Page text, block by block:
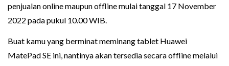
penjualan online maupun offline mulai tanggal 17 November
2022 pada pukul 10.00 WIB.
Buat kamu yang berminat meminang tablet Huawei
MatePad SE ini, nantinya akan tersedia secara offline melalui